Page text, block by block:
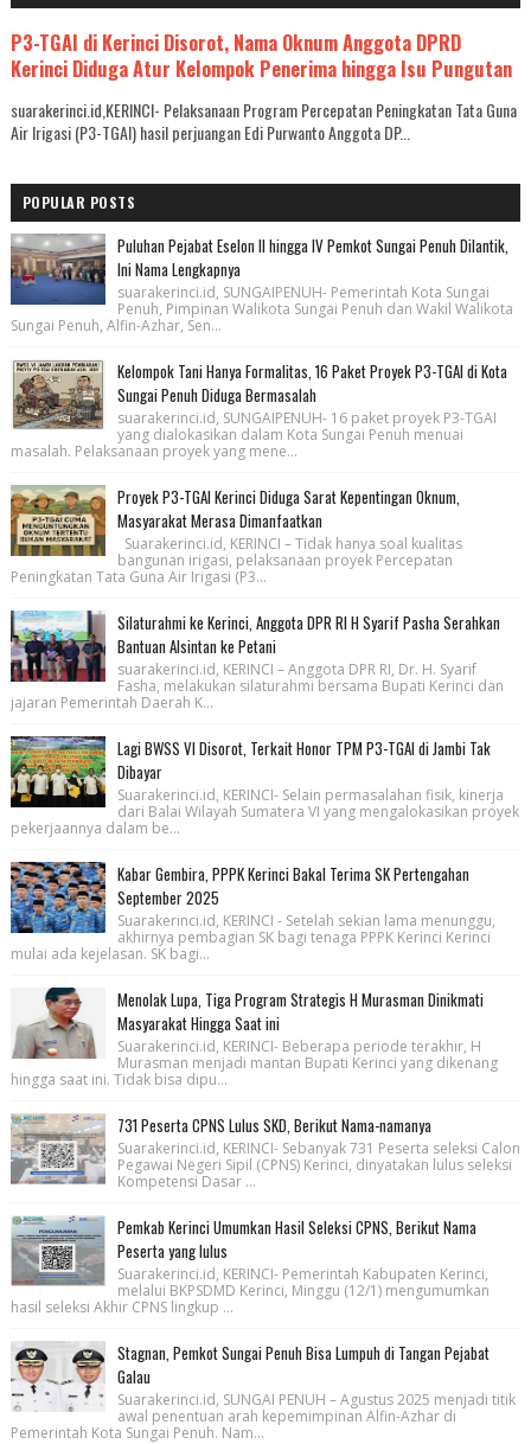
P3-TGAI di Kerinci Disorot, Nama Oknum Anggota DPRD
Kerinci Diduga Atur Kelompok Penerima hingga Isu Pungutan
suarakerinci.id,KERINCI- Pelaksanaan Program Percepatan Peningkatan Tata Guna
Air Irigasi (P3-TGAI) hasil perjuangan Edi Purwanto Anggota DP...
POPULAR POSTS
Puluhan Pejabat Eselon II hingga IV Pemkot Sungai Penuh Dilantik,
Ini Nama Lengkapnya
suarakerinci.id, SUNGAIPENUH- Pemerintah Kota Sungai
Penuh, Pimpinan Walikota Sungai Penuh dan Wakil Walikota
Sungai Penuh, Alfin-Azhar, Sen...
Kelompok Tani Hanya Formalitas, 16 Paket Proyek P3-TGAI di Kota
Sungai Penuh Diduga Bermasalah
suarakerinci.id, SUNGAIPENUH- 16 paket proyek P3-TGAI
yang dialokasikan dalam Kota Sungai Penuh menuai
masalah. Pelaksanaan proyek yang mene...
Proyek P3-TGAI Kerinci Diduga Sarat Kepentingan Oknum,
Masyarakat Merasa Dimanfaatkan
Suarakerinci.id, KERINCI – Tidak hanya soal kualitas
bangunan irigasi, pelaksanaan proyek Percepatan
Peningkatan Tata Guna Air Irigasi (P3...
Silaturahmi ke Kerinci, Anggota DPR RI H Syarif Pasha Serahkan
Bantuan Alsintan ke Petani
suarakerinci.id, KERINCI – Anggota DPR RI, Dr. H. Syarif
Fasha, melakukan silaturahmi bersama Bupati Kerinci dan
jajaran Pemerintah Daerah K...
Lagi BWSS VI Disorot, Terkait Honor TPM P3-TGAI di Jambi Tak
Dibayar
Suarakerinci.id, KERINCI- Selain permasalahan fisik, kinerja
dari Balai Wilayah Sumatera VI yang mengalokasikan proyek
pekerjaannya dalam be...
Kabar Gembira, PPPK Kerinci Bakal Terima SK Pertengahan
September 2025
Suarakerinci.id, KERINCI - Setelah sekian lama menunggu,
akhirnya pembagian SK bagi tenaga PPPK Kerinci Kerinci
mulai ada kejelasan. SK bagi...
Menolak Lupa, Tiga Program Strategis H Murasman Dinikmati
Masyarakat Hingga Saat ini
Suarakerinci.id, KERINCI- Beberapa periode terakhir, H
Murasman menjadi mantan Bupati Kerinci yang dikenang
hingga saat ini. Tidak bisa dipu...
731 Peserta CPNS Lulus SKD, Berikut Nama-namanya
Suarakerinci.id, KERINCI- Sebanyak 731 Peserta seleksi Calon
Pegawai Negeri Sipil (CPNS) Kerinci, dinyatakan lulus seleksi
Kompetensi Dasar ...
Pemkab Kerinci Umumkan Hasil Seleksi CPNS, Berikut Nama
Peserta yang lulus
Suarakerinci.id, KERINCI- Pemerintah Kabupaten Kerinci,
melalui BKPSDMD Kerinci, Minggu (12/1) mengumumkan
hasil seleksi Akhir CPNS lingkup ...
Stagnan, Pemkot Sungai Penuh Bisa Lumpuh di Tangan Pejabat
Galau
Suarakerinci.id, SUNGAI PENUH – Agustus 2025 menjadi titik
awal penentuan arah kepemimpinan Alfin-Azhar di
Pemerintah Kota Sungai Penuh. Nam...